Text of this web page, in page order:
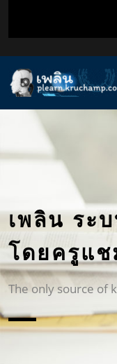
เพลิน ระ
โดยครูแ
The only source of